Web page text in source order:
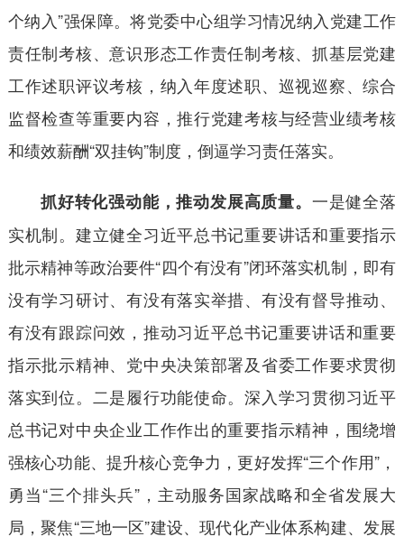
个纳入”强保障。将党委中心组学习情况纳入党建工作
责任制考核、意识形态工作责任制考核、抓基层党建
工作述职评议考核，纳入年度述职、巡视巡察、综合
监督检查等重要内容，推行党建考核与经营业绩考核
和绩效薪酬“双挂钩”制度，倒逼学习责任落实。
抓好转化强动能，推动发展高质量。 一是健全落
实机制。建立健全习近平总书记重要讲话和重要指示
批示精神等政治要件“四个有没有”闭环落实机制，即有
没有学习研讨、有没有落实举措、有没有督导推动、
有没有跟踪问效，推动习近平总书记重要讲话和重要
指示批示精神、党中央决策部署及省委工作要求贯彻
落实到位。二是履行功能使命。深入学习贯彻习近平
总书记对中央企业工作作出的重要指示精神，围绕增
强核心功能、提升核心竞争力，更好发挥“三个作用”，
勇当“三个排头兵”，主动服务国家战略和全省发展大
局，聚焦“三地一区”建设、现代化产业体系构建、发展